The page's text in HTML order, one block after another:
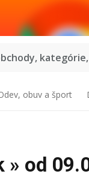
obuv a šport
» od